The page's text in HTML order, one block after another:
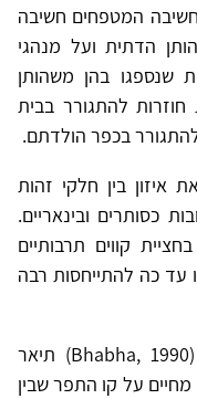
המטפחים חשיבה
הדתית ועל מנהגי
שנספגו בהן משהותן
להתגורר בבית
בכפר הולדתם.
איזון בין חלקי זהות
כסותרים ובינאריים.
קווים תרבותיים
עד כה להתייחסות רבה
הכותב הפוסט-קולוניאלי הומי באבא (Bhabha, 1990) תיאר
על קו התפר שבין